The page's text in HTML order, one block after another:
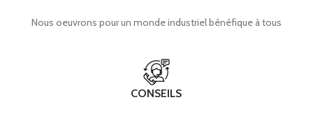
Nous oeuvrons pour un monde industriel bénéfique à tous
CONSEILS